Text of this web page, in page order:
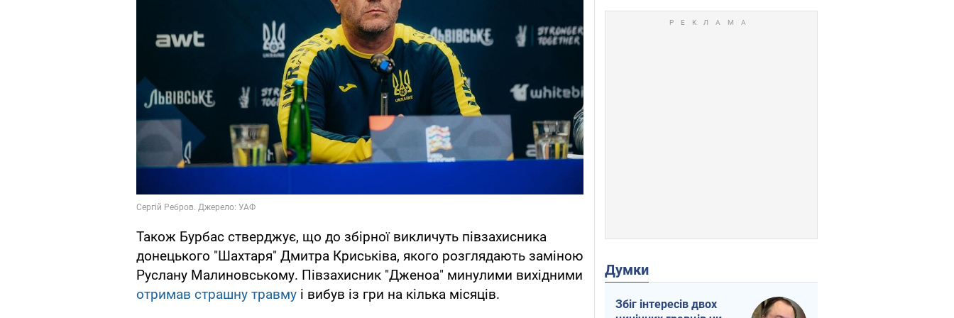
Також Бурбас стверджує, що до збірної викличуть півзахисника
донецького "Шахтаря" Дмитра Криськіва, якого розглядають заміною
Руслану Малиновському. Півзахисник "Дженоа" минулими вихідними
отримав страшну травму і вибув із гри на кілька місяців.
Думки
Збіг інтересів двох